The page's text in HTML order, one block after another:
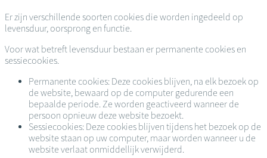
Er zijn verschillende soorten cookies die worden ingedeeld op
levensduur, oorsprong en functie.
Voor wat betreft levensduur bestaan er permanente cookies en
sessiecookies.
Permanente cookies: Deze cookies blijven, na elk bezoek op
de website, bewaard op de computer gedurende een
bepaalde periode. Ze worden geactiveerd wanneer de
persoon opnieuw deze website bezoekt.
Sessiecookies: Deze cookies blijven tijdens het bezoek op de
website staan op uw computer, maar worden wanneer u de
website verlaat onmiddellijk verwijderd.